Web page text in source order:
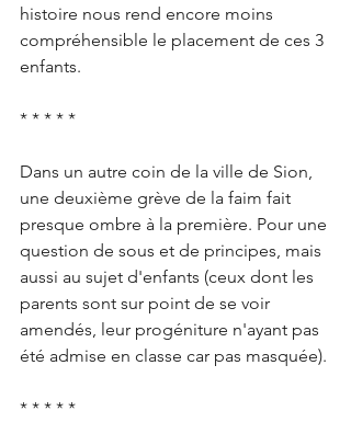
histoire nous rend encore moins
compréhensible le placement de ces 3
enfants.
* * * * *
Dans un autre coin de la ville de Sion,
une deuxième grève de la faim fait
presque ombre à la première. Pour une
question de sous et de principes, mais
aussi au sujet d'enfants (ceux dont les
parents sont sur point de se voir
amendés, leur progéniture n'ayant pas
été admise en classe car pas masquée).
* * * * *